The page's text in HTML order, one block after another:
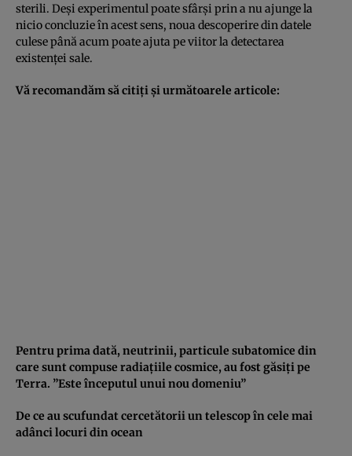
sterili. Deşi experimentul poate sfârşi prin a nu ajunge la
nicio concluzie în acest sens, noua descoperire din datele
culese până acum poate ajuta pe viitor la detectarea
existenţei sale.
Vă recomandăm să citiţi şi următoarele articole:
Pentru prima dată, neutrinii, particule subatomice din
care sunt compuse radiaţiile cosmice, au fost găsiţi pe
Terra. ”Este începutul unui nou domeniu”
De ce au scufundat cercetătorii un telescop în cele mai
adânci locuri din ocean